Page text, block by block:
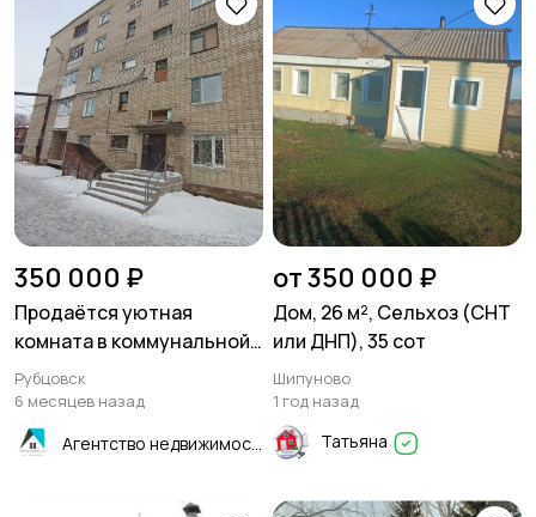
350 000 ₽
Продаётся уютная
комната в коммунальной
квартире в Рубцовске
Рубцовск
6 месяцев назад
от 350 000 ₽
Дом, 26 м², Сельхоз (СНТ
или ДНП), 35 сот
Шипуново
1 год назад
Татьяна